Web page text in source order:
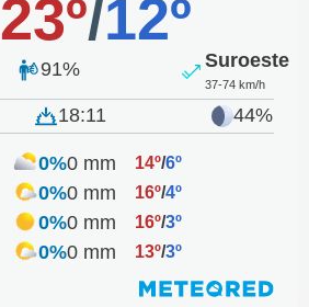
23º/12º
91% Suroeste
37-74 km/h
18:11 44%
0%0 mm 14º/6º
0%0 mm 16º/4º
0%0 mm 16º/3º
0%0 mm 13º/3º